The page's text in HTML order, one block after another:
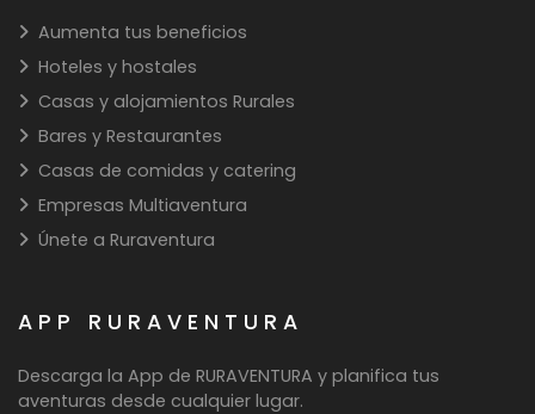
Aumenta tus beneficios
Hoteles y hostales
Casas y alojamientos Rurales
Bares y Restaurantes
Casas de comidas y catering
Empresas Multiaventura
Únete a Ruraventura
APP RURAVENTURA
Descarga la App de RURAVENTURA y planifica tus
aventuras desde cualquier lugar.